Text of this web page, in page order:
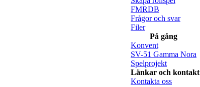
FMRDB
Frågor och svar
Filer
På gång
Konvent
SV-51 Gamma Nora
Spelprojekt
Länkar och kontakt
Kontakta oss